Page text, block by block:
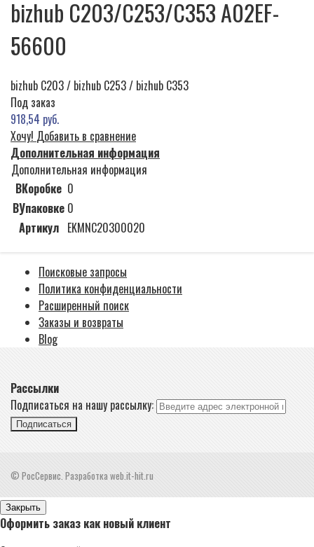
bizhub C203/C253/C353 A02EF-
56600
bizhub C203 / bizhub C253 / bizhub C353
Под заказ
918,54 руб.
Хочу! Добавить в сравнение
Дополнительная информация
Дополнительная информация
ВКоробке 0
ВУпаковке 0
Артикул EKMNC20300020
Поисковые запросы
Политика конфиденциальности
Расширенный поиск
Заказы и возвраты
Blog
Рассылки
Подписаться на нашу рассылку:
Подписаться
© РосСервис. Разработка web.it-hit.ru
Закрыть
Оформить заказ как новый клиент